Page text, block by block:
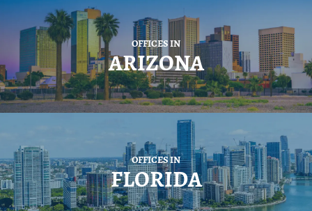
OFFICES IN
ARIZONA
OFFICES IN
FLORIDA